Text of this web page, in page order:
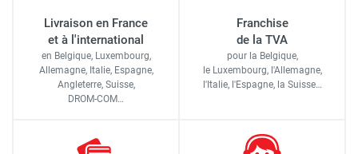
Livraison en France
et à l'international
en Belgique, Luxembourg,
Allemagne, Italie, Espagne,
Angleterre, Suisse,
DROM-COM…
Franchise
de la TVA
pour la Belgique,
le Luxembourg, l'Allemagne,
l'Italie, l'Espagne, la Suisse…